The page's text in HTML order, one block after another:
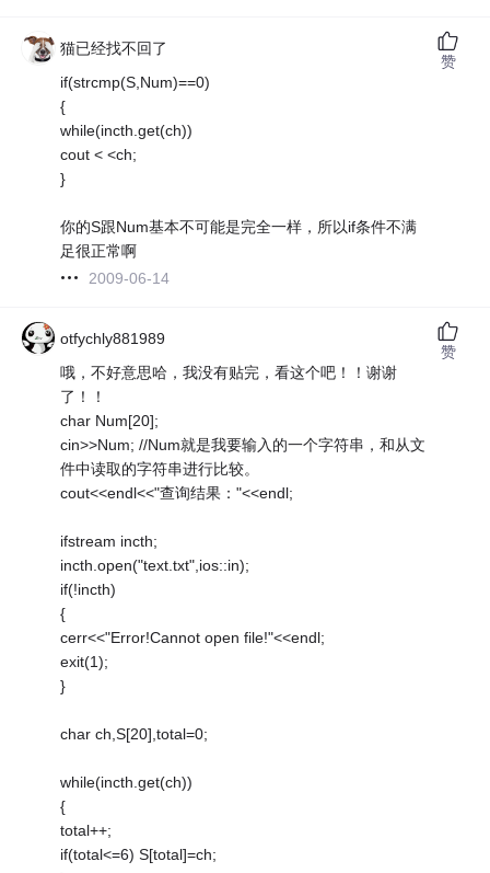
猫已经找不回了
if(strcmp(S,Num)==0)
{
while(incth.get(ch))
cout < <ch;
}
你的S跟Num基本不可能是完全一样，所以if条件不满
足很正常啊
2009-06-14
赞
otfychly881989
哦，不好意思哈，我没有贴完，看这个吧！！谢谢
了！！
char Num[20];
cin>>Num; //Num就是我要输入的一个字符串，和从文
件中读取的字符串进行比较。
cout<<endl<<"查询结果："<<endl;
ifstream incth;
incth.open("text.txt",ios::in);
if(!incth)
{
cerr<<"Error!Cannot open file!"<<endl;
exit(1);
}
char ch,S[20],total=0;
while(incth.get(ch))
{
total++;
if(total<=6) S[total]=ch;
赞